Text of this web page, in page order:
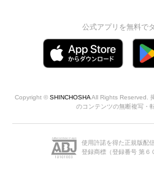
公式アプリを無料で
Copyright © SHINCHOSHAAll Rights Reserved.
のコンテンツの無断複写・
使用許諾を得た正規版配
登録商標（登録番号 第６